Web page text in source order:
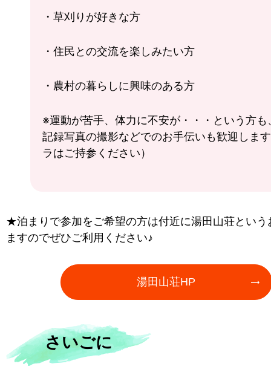
・草刈りが好きな方
・住民との交流を楽しみたい方
・農村の暮らしに興味のある方
※運動が苦手、体力に不安が・・・という方も
記録写真の撮影などでのお手伝いも歓迎しま
ラはご持参ください）
★泊まりで参加をご希望の方は付近に湯田山荘という
ますのでぜひご利用ください♪
湯田山荘HP
さいごに